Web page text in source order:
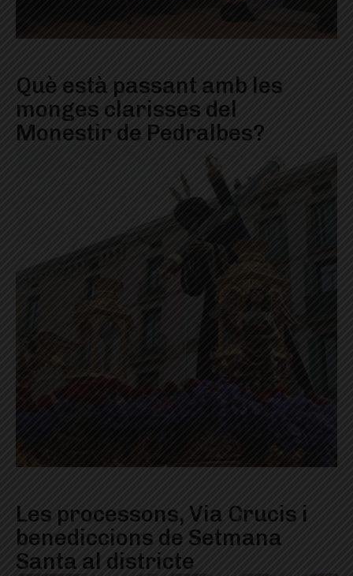
Què està passant amb les
monges clarisses del
Monestir de Pedralbes?
Les processons, Via Crucis i
benediccions de Setmana
Santa al districte